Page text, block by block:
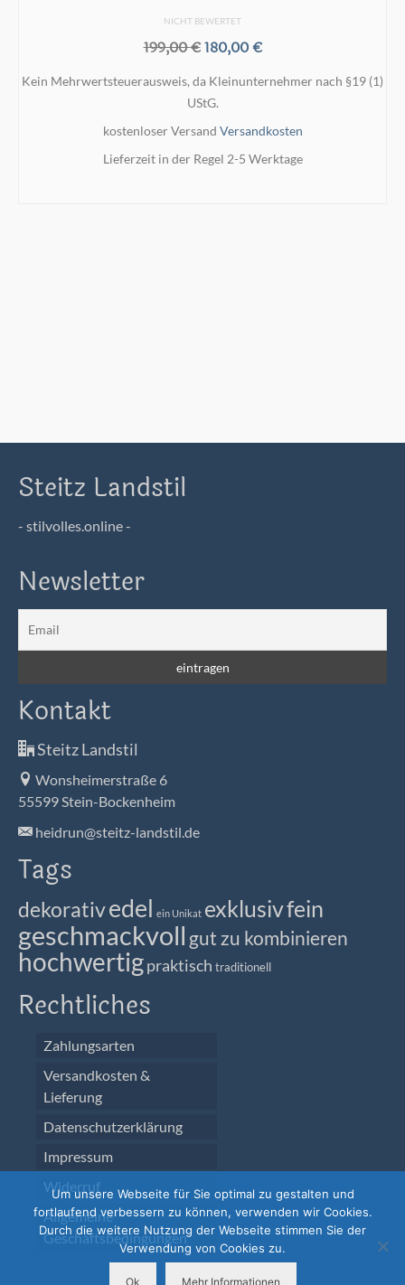
NICHT BEWERTET
199,00€Ursprünglicher
war:
199,00 €
180,00€Aktueller
ist:
Kein Mehrwertsteuerausweis, da Kleinunternehmer nach §19 (1)
UStG.
kostenloser Versand Versandkosten
Lieferzeit in der Regel 2-5 Werktage
Steitz Landstil
- stilvolles.online -
Newsletter
Kontakt
Steitz Landstil
Wonsheimerstraße 6
55599 Stein-Bockenheim
heidrun@steitz-landstil.de
Tags
dekorativedel ein Unikat exklusivfein
geschmackvoll gut zu kombinieren
hochwertigpraktisch traditionell
Rechtliches
Zahlungsarten
Versandkosten &
Lieferung
Datenschutzerklärung
Impressum
Widerruf
Allgemeine
Geschäftsbedingungen
Um unsere Webseite für Sie optimal zu gestalten und
fortlaufend verbessern zu können, verwenden wir Cookies.
Durch die weitere Nutzung der Webseite stimmen Sie der
Verwendung von Cookies zu.
Ok Mehr Informationen